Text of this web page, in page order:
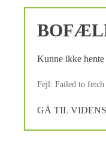
Kunne ikke
Fejl: Failed to fetch
GÅ TIL